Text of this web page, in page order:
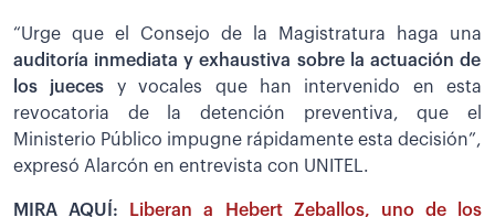
“Urge que el Consejo de la Magistratura haga una
auditoría inmediata y exhaustiva sobre la actuación de
los jueces y vocales que han intervenido en esta
revocatoria de la detención preventiva, que el
Ministerio Público impugne rápidamente esta decisión”,
expresó Alarcón en entrevista con UNITEL.
MIRA AQUÍ:
Liberan a Hebert Zeballos, uno de los